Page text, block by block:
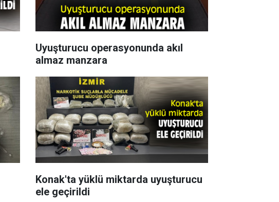
Uyuşturucu operasyonunda akıl
almaz manzara
Konak'ta yüklü miktarda uyuşturucu
ele geçirildi